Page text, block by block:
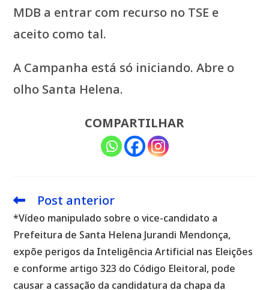
MDB a entrar com recurso no TSE e
aceito como tal.
A Campanha está só iniciando. Abre o
olho Santa Helena.
COMPARTILHAR
Leia
artigos
Post anterior
*Vídeo manipulado sobre o vice-candidato a
Prefeitura de Santa Helena Jurandi Mendonça,
expõe perigos da Inteligência Artificial nas Eleições
e conforme artigo 323 do Código Eleitoral, pode
causar a cassação da candidatura da chapa da